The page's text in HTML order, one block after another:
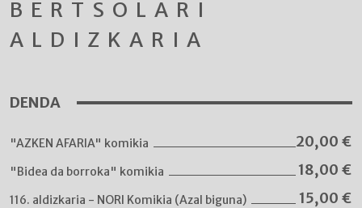
BERTSOLARI
ALDIZKARIA
DENDA
"AZKEN AFARIA" komikia 20,00 €
"Bidea da borroka" komikia 18,00 €
116. aldizkaria - NORI Komikia (Azal biguna) 15,00 €